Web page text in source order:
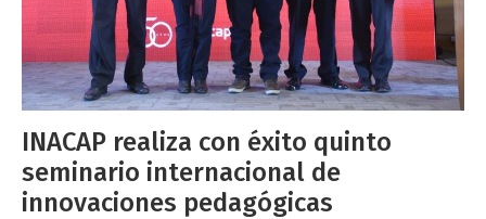
INACAP realiza con éxito quinto
seminario internacional de
innovaciones pedagógicas